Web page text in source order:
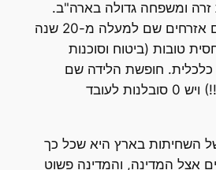
ומשפחה גדולה בארה"ב.
לצערי, למרות שהם אזרחים שם למעלה מ-20 שנה
טובות (ביטוח וסוכנות
חופשת הלידה שם
נמשכת שבועיים (!!!) ויש 0 סובלנות לעובד
השחיתות בארץ היא שכל כך
אצל המדינה, והמדינה פשוט